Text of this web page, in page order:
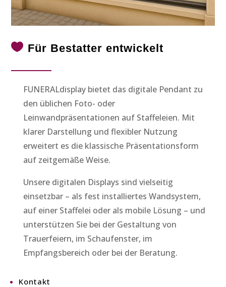
 Für Bestatter entwickelt
FUNERALdisplay bietet das digitale Pendant zu
den üblichen Foto- oder
Leinwandpräsentationen auf Staffeleien. Mit
klarer Darstellung und flexibler Nutzung
erweitert es die klassische Präsentationsform
auf zeitgemäße Weise.
Unsere digitalen Displays sind vielseitig
einsetzbar – als fest installiertes Wandsystem,
auf einer Staffelei oder als mobile Lösung – und
unterstützen Sie bei der Gestaltung von
Trauerfeiern, im Schaufenster, im
Empfangsbereich oder bei der Beratung.
Kontakt